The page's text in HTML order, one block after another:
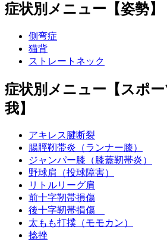
症状別メニュー【姿勢】
側弯症
猫背
ストレートネック
症状別メニュー【スポ
我】
アキレス腱断裂
腸脛靭帯炎（ランナー膝）
ジャンパー膝（膝蓋靭帯炎）
野球肩（投球障害）
リトルリーグ肩
前十字靭帯損傷
後十字靭帯損傷
太もも打撲（モモカン）
捻挫